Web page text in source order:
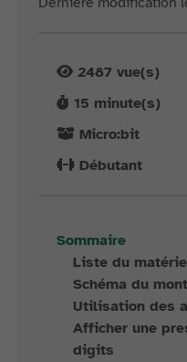
2487 vue(s)
15 minute(s)
Micro:bit
Débutant
Sommaire
Liste du
Schéma du
Utilisation des
Afficher une
digits